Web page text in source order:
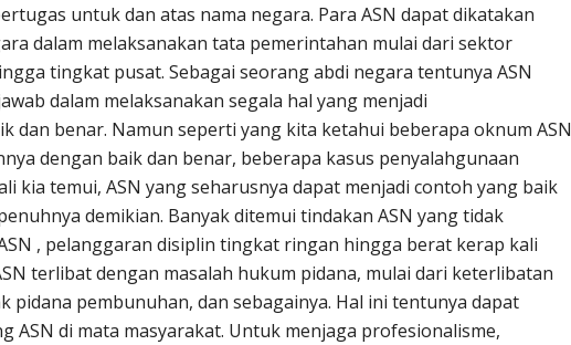
untuk dan atas nama negara. Para ASN dapat dikatakan
dalam melaksanakan tata pemerintahan mulai dari sektor
tingkat pusat. Sebagai seorang abdi negara tentunya ASN
dalam melaksanakan segala hal yang menjadi
dan benar. Namun seperti yang kita ketahui beberapa oknum ASN
dengan baik dan benar, beberapa kasus penyalahgunaan
kia temui, ASN yang seharusnya dapat menjadi contoh yang baik
demikian. Banyak ditemui tindakan ASN yang tidak
, pelanggaran disiplin tingkat ringan hingga berat kerap kali
terlibat dengan masalah hukum pidana, mulai dari keterlibatan
pidana pembunuhan, dan sebagainya. Hal ini tentunya dapat
ASN di mata masyarakat. Untuk menjaga profesionalisme,